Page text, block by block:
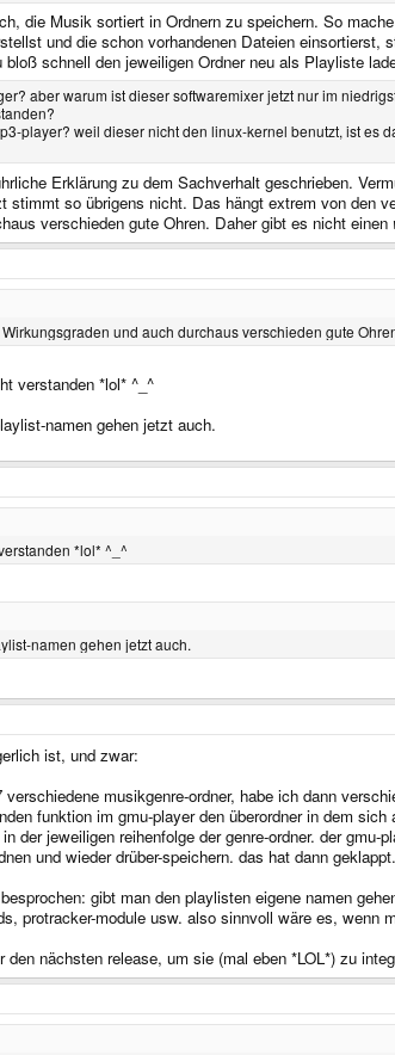
die Musik sortiert in Ordnern zu speichern. So
und die schon vorhandenen Dateien
schnell den jeweiligen Ordner neu als Playliste
aber warum ist dieser softwaremixer jetzt nur im
player? weil dieser nicht den linux-kernel benutzt, ist
Erklärung zu dem Sachverhalt geschrieben.
so übrigens nicht. Das hängt extrem von den
verschieden gute Ohren. Daher gibt es nicht einen
und auch durchaus verschieden gute
verstanden *lol* ^_^
namen gehen jetzt auch.
*lol* ^_^
namen gehen jetzt auch.
ist, und zwar:
musikgenre-ordner, habe ich dann
funktion im gmu-player den überordner in dem
der jeweiligen reihenfolge der genre-ordner. der
und wieder drüber-speichern. das hat dann
gibt man den playlisten eigene namen
protracker-module usw. also sinnvoll wäre es,
nächsten release, um sie (mal eben *LOL*) zu